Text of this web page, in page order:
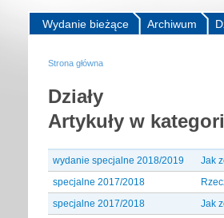
Archiwum
Wydanie bieżące
Strona główna
Działy
Artykuły w
wydanie specjalne 2018/2019
Jak
specjalne 2017/2018
specjalne 2017/2018
Jak